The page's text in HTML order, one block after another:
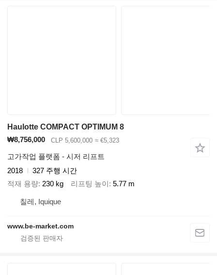
Haulotte COMPACT OPTIMUM 8
₩8,756,000
CLP 5,600,000 ≈ €5,323
고가작업 플랫폼 - 시저 리프트
2018
327 주행 시간
적재 용량 230 kg 리프팅 높이 5.77 m
칠레, Iquique
www.be-market.com